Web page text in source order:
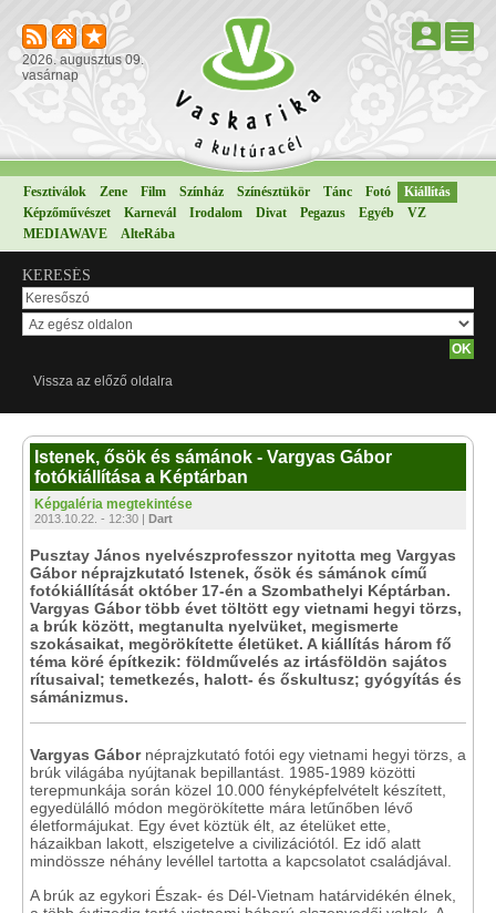
2026. augusztus 09.
vasárnap
Fesztiválok Zene Film Színház Színésztükör Tánc Fotó
Kiállítás
Képzőművészet
Karnevál Irodalom Divat Pegazus Egyéb
VZ
MEDIAWAVE
AlteRába
KERESÉS
Vissza az előző oldalra
Istenek, ősök és sámánok - Vargyas Gábor
fotókiállítása a Képtárban
Képgaléria megtekintése
2013.10.22. - 12:30 | Dart
Pusztay János nyelvészprofesszor nyitotta meg Vargyas
Gábor néprajzkutató Istenek, ősök és sámánok című
fotókiállítását október 17-én a Szombathelyi Képtárban.
Vargyas Gábor több évet töltött egy vietnami hegyi törzs,
a brúk között, megtanulta nyelvüket, megismerte
szokásaikat, megörökítette életüket. A kiállítás három fő
téma köré építkezik: földművelés az irtásföldön sajátos
rítusaival; temetkezés, halott- és őskultusz; gyógyítás és
sámánizmus.
Vargyas Gábor néprajzkutató fotói egy vietnami hegyi törzs, a
brúk világába nyújtanak bepillantást. 1985-1989 közötti
terepmunkája során közel 10.000 fényképfelvételt készített,
egyedülálló módon megörökítette mára letűnőben lévő
életformájukat. Egy évet köztük élt, az ételüket ette,
házaikban lakott, elszigetelve a civilizációtól. Ez idő alatt
mindössze néhány levéllel tartotta a kapcsolatot családjával.
A brúk az egykori Észak- és Dél-Vietnam határvidékén élnek,